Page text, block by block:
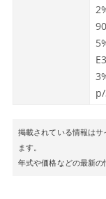
掲載されている情報は
ます。
年式や価格などの最新の